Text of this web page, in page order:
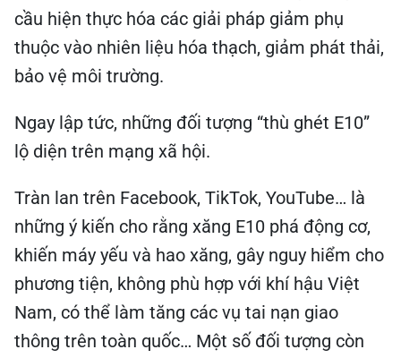
cầu hiện thực hóa các giải pháp giảm phụ
thuộc vào nhiên liệu hóa thạch, giảm phát thải,
bảo vệ môi trường.
Ngay lập tức, những đối tượng “thù ghét E10”
lộ diện trên mạng xã hội.
Tràn lan trên Facebook, TikTok, YouTube… là
những ý kiến cho rằng xăng E10 phá động cơ,
khiến máy yếu và hao xăng, gây nguy hiểm cho
phương tiện, không phù hợp với khí hậu Việt
Nam, có thể làm tăng các vụ tai nạn giao
thông trên toàn quốc… Một số đối tượng còn